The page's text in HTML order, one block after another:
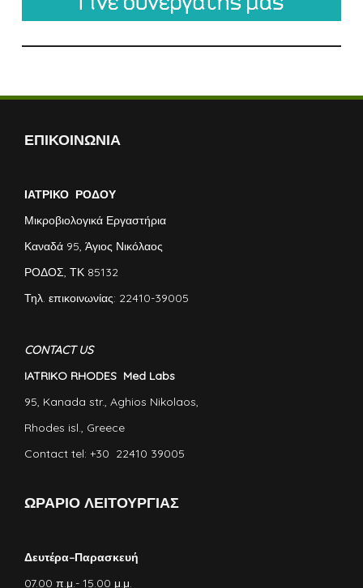
ΕΠΙΚΟΙΝΩΝΙΑ
ΙΑΤΡΙΚΟ ΡΟΔΟΥ
Μικροβιολογικά Εργαστήρια
Καναδά 95, Άγιος Νικόλαος
ΡΟΔΟΣ, ΤΚ 85132
Τηλ. επικοινωνίας: 22410-39005
CONTACT US
IATRIKO RHODES Med Labs
95, Kanada str., Aghios Nikolaos,
Rhodes isl., Greece
Contact tel: +30 22410 39005
ΩΡΑΡΙΟ ΛΕΙΤΟΥΡΓΙΑΣ
Δευτέρα–Παρασκευή
07.00 π.μ.- 15.00 μ.μ.